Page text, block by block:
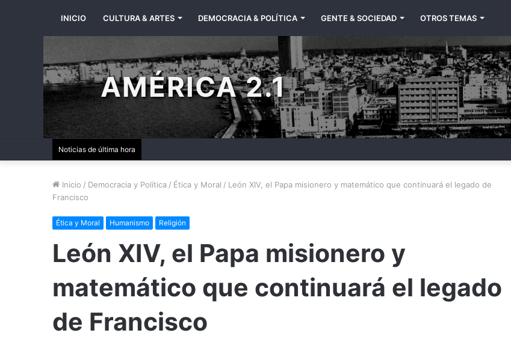
INICIO CULTURA & ARTES DEMOCRACIA & POLÍTICA GENTE & SOCIEDAD OTROS TEMAS
AMÉRICA 2.1
Noticias de última hora
Inicio / Democracia y Política / Ética y Moral / León XIV, el Papa misionero y matemático que continuará el legado de
Francisco
Ética y Moral Humanismo Religión
León XIV, el Papa misionero y
matemático que continuará el legado
de Francisco